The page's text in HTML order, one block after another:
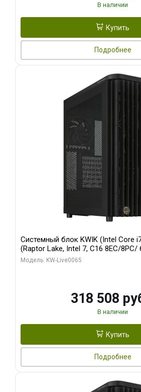
В наличии
Купить
Подробнее
Системный блок KWIK (Intel Core
(Raptor Lake, Intel 7, C16 8EC/
модуля)/ ASUS RTX5080 PROART
Модель: KW-Live0065
318 508
В наличии
Купить
Подробнее